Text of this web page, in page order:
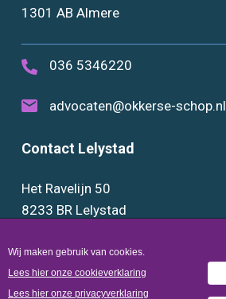
1301 AB Almere
036 5346220
advocaten@okkerse-schop.nl
Contact Lelystad
Het Ravelijn 50
8233 BR Lelystad
0320 289888